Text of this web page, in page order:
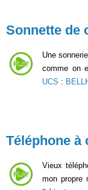
Sonnette de
Une
comme on
UCS :
Téléphone à
Vieux
mon propre